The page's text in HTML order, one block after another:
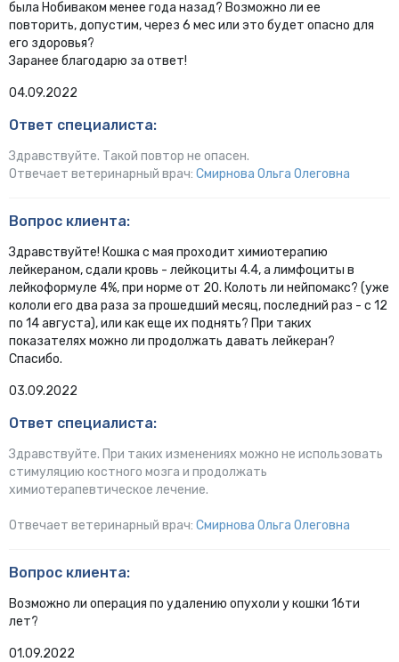
была Нобиваком менее года назад? Возможно ли ее
повторить, допустим, через 6 мес или это будет опасно для
его здоровья?
Заранее благодарю за ответ!
04.09.2022
Ответ специалиста:
Здравствуйте. Такой повтор не опасен.
Отвечает ветеринарный врач: Смирнова Ольга Олеговна
Вопрос клиента:
Здравствуйте! Кошка с мая проходит химиотерапию
лейкераном, сдали кровь - лейкоциты 4.4, а лимфоциты в
лейкоформуле 4%, при норме от 20. Колоть ли нейпомакс? (уже
кололи его два раза за прошедший месяц, последний раз - с 12
по 14 августа), или как еще их поднять? При таких
показателях можно ли продолжать давать лейкеран?
Спасибо.
03.09.2022
Ответ специалиста:
Здравствуйте. При таких изменениях можно не использовать
стимуляцию костного мозга и продолжать
химиотерапевтическое лечение.
Отвечает ветеринарный врач: Смирнова Ольга Олеговна
Вопрос клиента:
Возможно ли операция по удалению опухоли у кошки 16ти
лет?
01.09.2022